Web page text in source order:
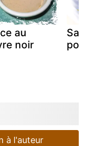
au
noir
à l'auteur